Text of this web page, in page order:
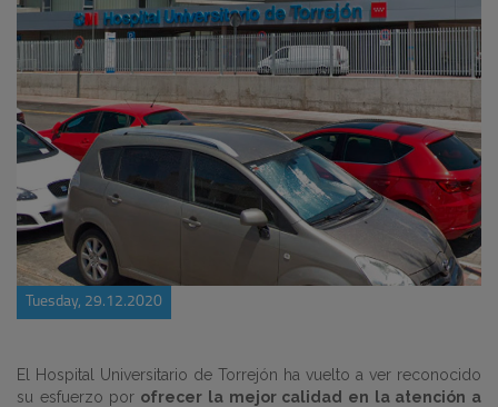
Tuesday, 29.12.2020
El Hospital Universitario de Torrejón ha vuelto a ver reconocido
su esfuerzo por ofrecer la mejor calidad en la atención a